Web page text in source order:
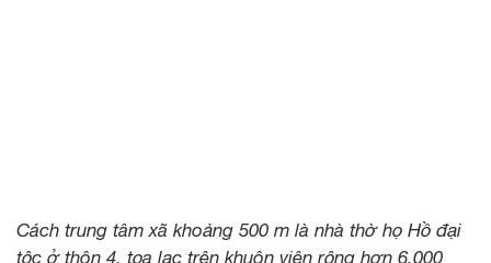
Cách trung tâm xã khoảng 500 m là nhà thờ họ Hồ đại
tộc ở thôn 4, tọa lạc trên khuôn viên rộng hơn 6.000